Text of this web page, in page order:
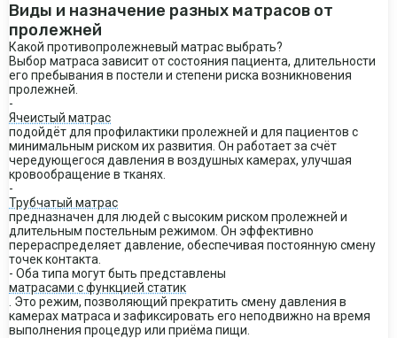
Виды и назначение разных матрасов от
пролежней
Какой противопролежневый матрас выбрать?
Выбор матраса зависит от состояния пациента, длительности
его пребывания в постели и степени риска возникновения
пролежней.
-
Ячеистый матрас
подойдёт для профилактики пролежней и для пациентов с
минимальным риском их развития. Он работает за счёт
чередующегося давления в воздушных камерах, улучшая
кровообращение в тканях.
-
Трубчатый матрас
предназначен для людей с высоким риском пролежней и
длительным постельным режимом. Он эффективно
перераспределяет давление, обеспечивая постоянную смену
точек контакта.
- Оба типа могут быть представлены
матрасами с функцией статик
. Это режим, позволяющий прекратить смену давления в
камерах матраса и зафиксировать его неподвижно на время
выполнения процедур или приёма пищи.